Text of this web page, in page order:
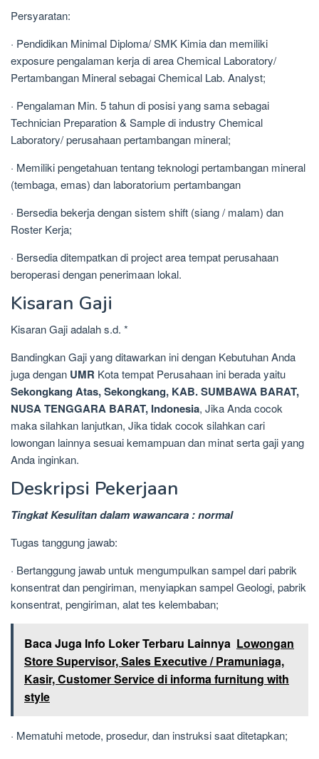
Persyaratan:
· Pendidikan Minimal Diploma/ SMK Kimia dan memiliki
exposure pengalaman kerja di area Chemical Laboratory/
Pertambangan Mineral sebagai Chemical Lab. Analyst;
· Pengalaman Min. 5 tahun di posisi yang sama sebagai
Technician Preparation & Sample di industry Chemical
Laboratory/ perusahaan pertambangan mineral;
· Memiliki pengetahuan tentang teknologi pertambangan mineral
(tembaga, emas) dan laboratorium pertambangan
· Bersedia bekerja dengan sistem shift (siang / malam) dan
Roster Kerja;
· Bersedia ditempatkan di project area tempat perusahaan
beroperasi dengan penerimaan lokal.
Kisaran Gaji
Kisaran Gaji adalah s.d. *
Bandingkan Gaji yang ditawarkan ini dengan Kebutuhan Anda
juga dengan UMR Kota tempat Perusahaan ini berada yaitu
Sekongkang Atas, Sekongkang, KAB. SUMBAWA BARAT,
NUSA TENGGARA BARAT, Indonesia, Jika Anda cocok
maka silahkan lanjutkan, Jika tidak cocok silahkan cari
lowongan lainnya sesuai kemampuan dan minat serta gaji yang
Anda inginkan.
Deskripsi Pekerjaan
Tingkat Kesulitan dalam wawancara : normal
Tugas tanggung jawab:
· Bertanggung jawab untuk mengumpulkan sampel dari pabrik
konsentrat dan pengiriman, menyiapkan sampel Geologi, pabrik
konsentrat, pengiriman, alat tes kelembaban;
Baca Juga Info Loker Terbaru Lainnya Lowongan
Store Supervisor, Sales Executive / Pramuniaga,
Kasir, Customer Service di informa furnitung with
style
· Mematuhi metode, prosedur, dan instruksi saat ditetapkan;